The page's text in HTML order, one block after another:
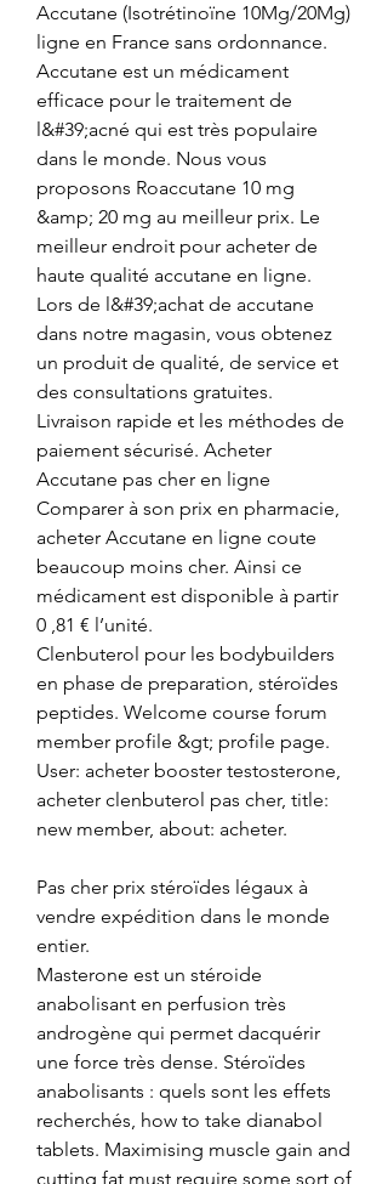
Accutane (Isotrétinoïne 10Mg/20Mg)
ligne en France sans ordonnance.
Accutane est un médicament
efficace pour le traitement de
l&#39;acné qui est très populaire
dans le monde. Nous vous
proposons Roaccutane 10 mg
&amp; 20 mg au meilleur prix. Le
meilleur endroit pour acheter de
haute qualité accutane en ligne.
Lors de l&#39;achat de accutane
dans notre magasin, vous obtenez
un produit de qualité, de service et
des consultations gratuites.
Livraison rapide et les méthodes de
paiement sécurisé. Acheter
Accutane pas cher en ligne
Comparer à son prix en pharmacie,
acheter Accutane en ligne coute
beaucoup moins cher. Ainsi ce
médicament est disponible à partir
0 ,81 € l’unité.
Clenbuterol pour les bodybuilders
en phase de preparation, stéroïdes
peptides. Welcome course forum
member profile &gt; profile page.
User: acheter booster testosterone,
acheter clenbuterol pas cher, title:
new member, about: acheter.
Pas cher prix stéroïdes légaux à
vendre expédition dans le monde
entier.
Masterone est un stéroide
anabolisant en perfusion très
androgène qui permet dacquérir
une force très dense. Stéroïdes
anabolisants : quels sont les effets
recherchés, how to take dianabol
tablets. Maximising muscle gain and
cutting fat must require some sort of